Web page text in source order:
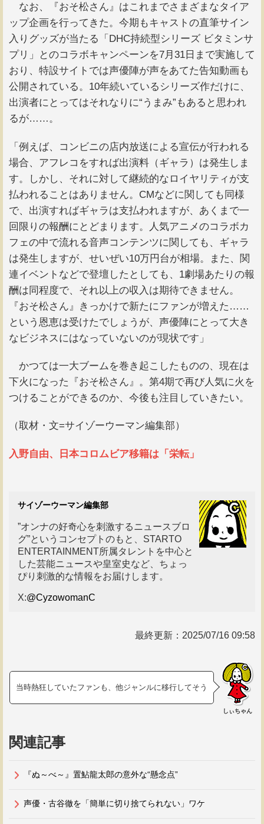
なお、『おそ松さん』はこれまでさまざまなタイア
ップ企画を行ってきた。今期もキャストの直筆サイン
入りグッズが当たる「DHC持続型シリーズ ビタミンサ
プリ」とのコラボキャンペーンを7月31日まで実施して
おり、特設サイトでは声優陣が声をあてた告知動画も
公開されている。10年続いているシリーズ作だけに、
出演者にとってはそれなりに“うまみ”もあると思われ
るが……。
「例えば、コンビニの店内放送による宣伝が行われる
場合、アフレコをすれば出演料（ギャラ）は発生しま
す。しかし、それに対して継続的なロイヤリティが支
払われることはありません。CMなどに関しても同様
で、出演すればギャラは支払われますが、あくまで一
回限りの報酬にとどまります。人気アニメのコラボカ
フェの中で流れる音声コンテンツに関しても、ギャラ
は発生しますが、せいぜい10万円台が相場。また、関
連イベントなどで登壇したとしても、1劇場あたりの報
酬は同程度で、それ以上の収入は期待できません。
『おそ松さん』きっかけで新たにファンが増えた……
という恩恵は受けたでしょうが、声優陣にとって大き
なビジネスにはなっていないのが現状です」
かつては一大ブームを巻き起こしたものの、現在は
下火になった『おそ松さん』。第4期で再び人気に火を
つけることができるのか、今後も注目していきたい。
（取材・文=サイゾーウーマン編集部）
入野自由、日本コロムビア移籍は「栄転」
サイゾーウーマン編集部
”オンナの好奇心を刺激するニュースブロ
グ”というコンセプトのもと、STARTO
ENTERTAINMENT所属タレントを中心と
した芸能ニュースや皇室史など、ちょっ
ぴり刺激的な情報をお届けします。
X:@CyzowomanC
最終更新： 2025/07/16 09:58
当時熱狂していたファンも、他ジャンルに移行してそう
しぃちゃん
関連記事
『ぬ～べ～』置鮎龍太郎の意外な“懸念点”
声優・古谷徹を「簡単に切り捨てられない」ワケ